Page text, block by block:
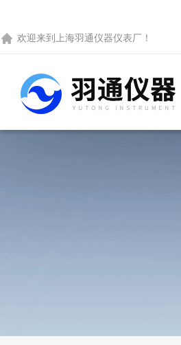
欢迎来到 上海羽通仪器仪表厂 ！